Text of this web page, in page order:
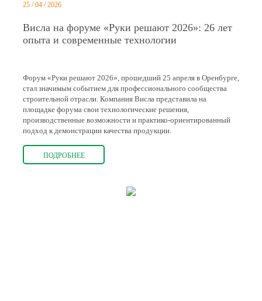
25 / 04 / 2026
Висла на форуме «Руки решают 2026»: 26 лет
опыта и современные технологии
Форум «Руки решают 2026», прошедший 25 апреля в Оренбурге,
стал значимым событием для профессионального сообщества
строительной отрасли. Компания Висла представила на
площадке форума свои технологические решения,
производственные возможности и практико-ориентированный
подход к демонстрации качества продукции.
ПОДРОБНЕЕ